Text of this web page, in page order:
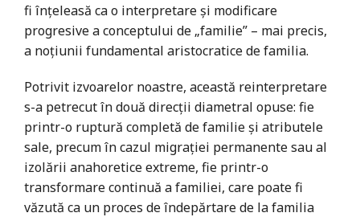
fi înțeleasă ca o interpretare și modificare
progresive a conceptului de „familie” – mai precis,
a noțiunii fundamental aristocratice de familia.
Potrivit izvoarelor noastre, această reinterpretare
s-a petrecut în două direcții diametral opuse: fie
printr-o ruptură completă de familie și atributele
sale, precum în cazul migrației permanente sau al
izolării anahoretice extreme, fie printr-o
transformare continuă a familiei, care poate fi
văzută ca un proces de îndepărtare de la familia